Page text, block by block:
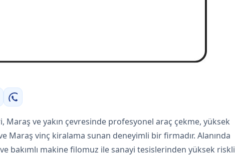
WhatsApp
Maraş ve yakın çevresinde profesyonel araç çekme, yüksek
Maraş vinç kiralama sunan deneyimli bir firmadır. Alanında
bakımlı makine filomuz ile sanayi tesislerinden yüksek riskli